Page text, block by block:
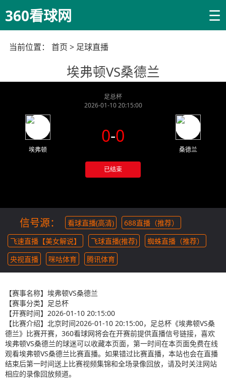
360看球网 ☰
当前位置： 首页 > 足球直播
埃弗顿VS桑德兰
足总杯
2026-01-10 20:15:00
埃弗顿
0-0
已结束
桑德兰
信号源： 看球直播(高清)
688直播（推荐）
飞速直播【美女解说】
飞球直播(推荐)
蜘蛛直播（推荐）
央视直播
咪咕体育 腾讯体育
【赛事名称】 埃弗顿VS桑德兰
【赛事分类】 足总杯
【开赛时间】 2026-01-10 20:15:00
【比赛介绍】 北京时间2026-01-10 20:15:00，足总杯《埃弗顿VS桑
德兰》比赛开赛，360看球网将会在开赛前提供直播信号链接，喜欢
埃弗顿VS桑德兰的球迷可以收藏本页面，第一时间在本页面免费在线
观看埃弗顿VS桑德兰比赛直播。如果错过比赛直播，本站也会在直播
结束后第一时间送上比赛视频集锦和全场录像回放，请及时关注网站
相应的录像回放频道。